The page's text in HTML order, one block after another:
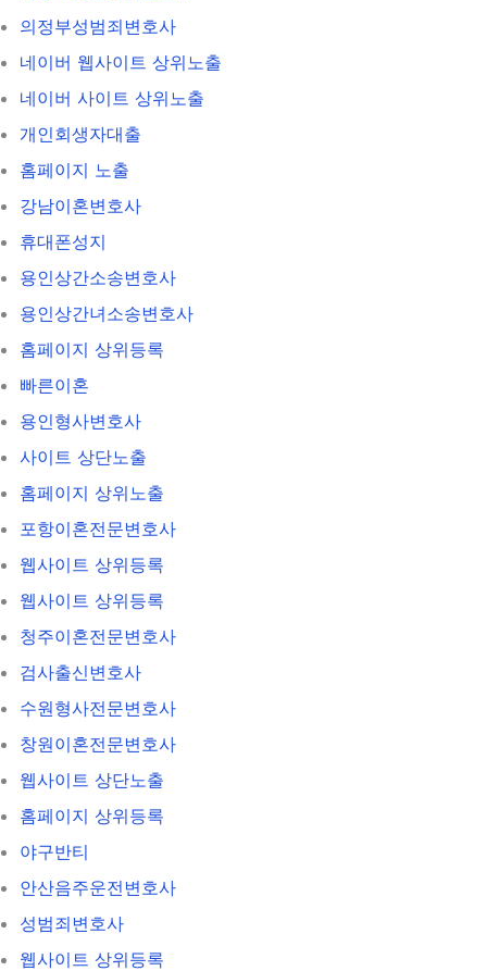
의정부성범죄변호사
네이버 웹사이트 상위노출
네이버 사이트 상위노출
개인회생자대출
홈페이지 노출
강남이혼변호사
휴대폰성지
용인상간소송변호사
용인상간녀소송변호사
홈페이지 상위등록
빠른이혼
용인형사변호사
사이트 상단노출
홈페이지 상위노출
포항이혼전문변호사
웹사이트 상위등록
웹사이트 상위등록
청주이혼전문변호사
검사출신변호사
수원형사전문변호사
창원이혼전문변호사
웹사이트 상단노출
홈페이지 상위등록
야구반티
안산음주운전변호사
성범죄변호사
웹사이트 상위등록